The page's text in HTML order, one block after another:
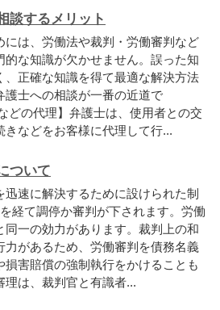
談するメリット
には、労働法や裁判・労働審判など
的な知識が欠かせません。誤った知
、正確な知識を得て最適な解決方法
護士への相談が一番の近道で
どの代理】弁護士は、使用者との交
などをお客様に代理して行...
ついて
迅速に解決するために設けられた制
経て調停か審判が下されます。労働
同一の効力があります。裁判上の和
力があるため、労働審判を債務名義
損害賠償の強制執行をかけることも
理は、裁判官と有識者...